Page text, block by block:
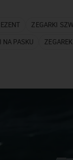
ZEGARKI
NA PASKU